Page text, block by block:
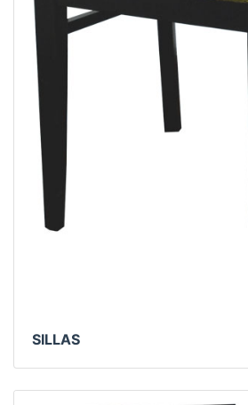
SILLAS